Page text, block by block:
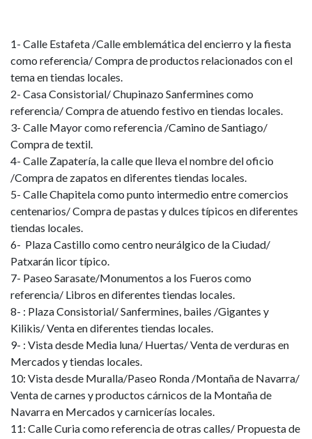
1- Calle Estafeta /Calle emblemática del encierro y la fiesta
como referencia/ Compra de productos relacionados con el
tema en tiendas locales.
2- Casa Consistorial/ Chupinazo Sanfermines como
referencia/ Compra de atuendo festivo en tiendas locales.
3- Calle Mayor como referencia /Camino de Santiago/
Compra de textil.
4- Calle Zapatería, la calle que lleva el nombre del oficio
/Compra de zapatos en diferentes tiendas locales.
5- Calle Chapitela como punto intermedio entre comercios
centenarios/ Compra de pastas y dulces típicos en diferentes
tiendas locales.
6- Plaza Castillo como centro neurálgico de la Ciudad/
Patxarán licor típico.
7- Paseo Sarasate/Monumentos a los Fueros como
referencia/ Libros en diferentes tiendas locales.
8- : Plaza Consistorial/ Sanfermines, bailes /Gigantes y
Kilikis/ Venta en diferentes tiendas locales.
9- : Vista desde Media luna/ Huertas/ Venta de verduras en
Mercados y tiendas locales.
10: Vista desde Muralla/Paseo Ronda /Montaña de Navarra/
Venta de carnes y productos cárnicos de la Montaña de
Navarra en Mercados y carnicerías locales.
11: Calle Curia como referencia de otras calles/ Propuesta de